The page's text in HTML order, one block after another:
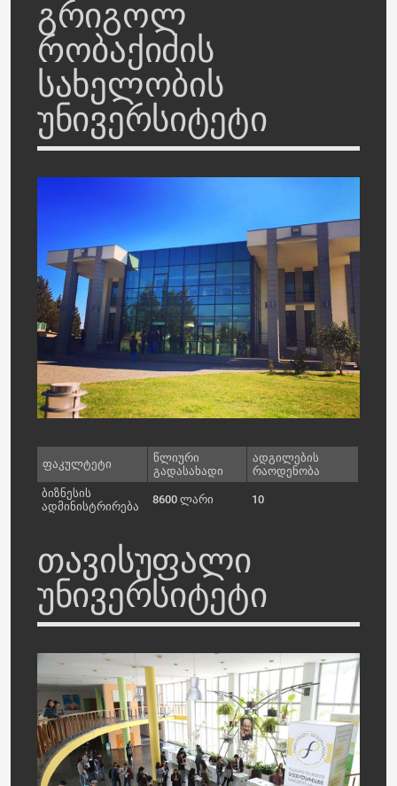
გრიგოლ
რობაქიძის
სახელობის
უნივერსიტეტი
ფაკულტეტი
წლიური
გადასახადი
ადგილების
რაოდენობა
ბიზნესის
ადმინისტრირება
8600 ლარი 10
თავისუფალი
უნივერსიტეტი